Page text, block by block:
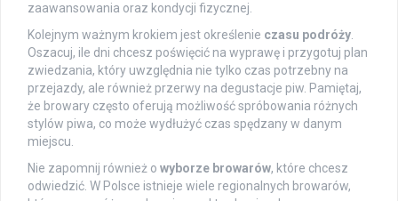
zaawansowania oraz kondycji fizycznej.
Kolejnym ważnym krokiem jest określenie czasu podróży.
Oszacuj, ile dni chcesz poświęcić na wyprawę i przygotuj plan
zwiedzania, który uwzględnia nie tylko czas potrzebny na
przejazdy, ale również przerwy na degustacje piw. Pamiętaj,
że browary często oferują możliwość spróbowania różnych
stylów piwa, co może wydłużyć czas spędzany w danym
miejscu.
Nie zapomnij również o wyborze browarów, które chcesz
odwiedzić. W Polsce istnieje wiele regionalnych browarów,